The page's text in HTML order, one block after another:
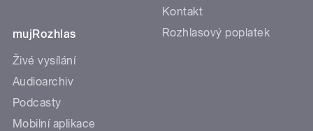
mujRozhlas
Živé vysílání
Audioarchiv
Podcasty
Mobilní aplikace
Kontakt
Rozhlasový poplatek